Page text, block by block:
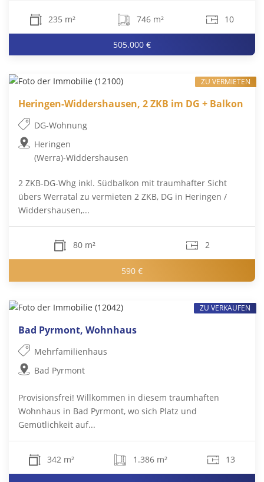
235 m² 746 m² 10
505.000 €
Heringen-Widdershausen, 2 ZKB im DG + Balkon
DG-Wohnung
Heringen
(Werra)-Widdershausen
2 ZKB-DG-Whg inkl. Südbalkon mit traumhafter Sicht
übers Werratal zu vermieten 2 ZKB, DG in Heringen /
Widdershausen,...
80 m² 2
590 €
ZU VERMIETEN
Bad Pyrmont, Wohnhaus
Mehrfamilienhaus
Bad Pyrmont
Provisionsfrei! Willkommen in diesem traumhaften
Wohnhaus in Bad Pyrmont, wo sich Platz und
Gemütlichkeit auf...
342 m² 1.386 m² 13
ZU VERKAUFEN